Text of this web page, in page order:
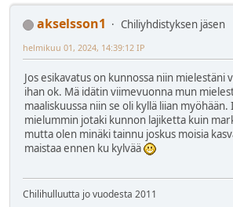
akselsson1
Chiliyhdistyksen jäsen
helmikuu 01, 2024, 14:39:12 IP
Jos esikavatus on kunnossa niin mielestäni
ihan ok. Mä idätin viimevuonna mun
maaliskuussa niin se oli kyllä liian
mielummin jotaki kunnon lajiketta kuin
mutta olen minäki tainnu joskus moisia
maistaa ennen ku kylvää
Chilihulluutta jo vuodesta 2011